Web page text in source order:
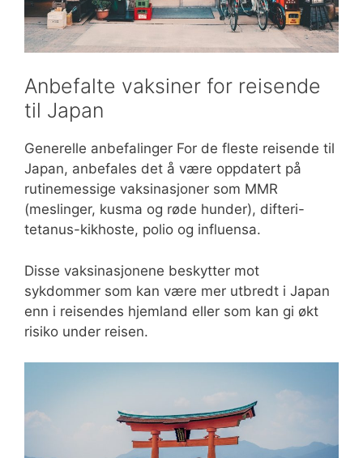
Anbefalte vaksiner for reisende
til Japan
Generelle anbefalinger For de fleste reisende til
Japan, anbefales det å være oppdatert på
rutinemessige vaksinasjoner som MMR
(meslinger, kusma og røde hunder), difteri-
tetanus-kikhoste, polio og influensa.
Disse vaksinasjonene beskytter mot
sykdommer som kan være mer utbredt i Japan
enn i reisendes hjemland eller som kan gi økt
risiko under reisen.